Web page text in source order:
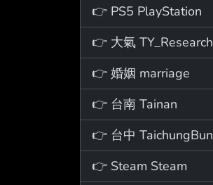
👉 PS5 PlayStation
👉 大氣 TY_Research
👉 婚姻 marriage
👉 台南 Tainan
👉 台中 TaichungBun
👉 Steam Steam